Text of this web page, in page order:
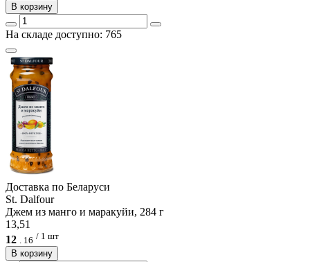
В корзину
На складе доступно: 765
Доcтавка по Беларуси
St. Dalfour
Джем из манго и маракуйи, 284 г
13,51
12 . 16 / 1 шт
В корзину